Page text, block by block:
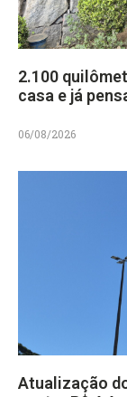
2.100
casa e já
06/08/2026
Atualização